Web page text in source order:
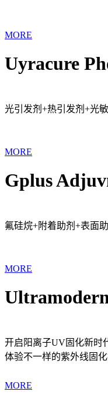
MORE
Uyracure
光引发剂+热引发剂+光
MORE
Gplus
氟硅烷+附着助剂+表面
MORE
开启阳离子UV固化新时
体验不一样的紫外线固
MORE